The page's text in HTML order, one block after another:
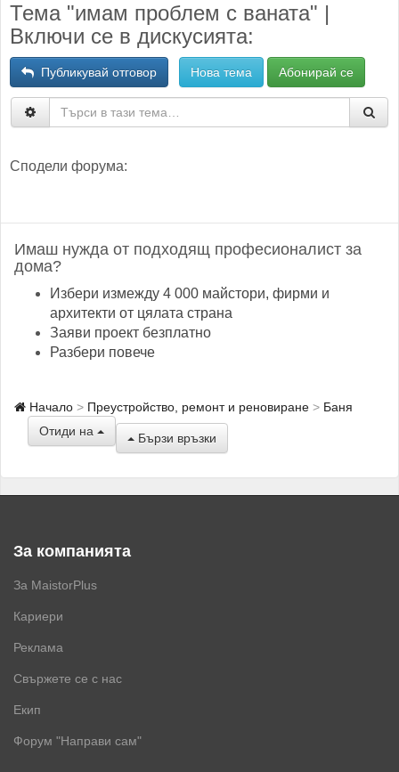
Тема "имам проблем с ваната" |
Включи се в дискусията:
Публикувай отговор Нова тема Абонирай се
Сподели форума:
Имаш нужда от подходящ професионалист за
дома?
Избери измежду 4 000 майстори, фирми и
архитекти от цялата страна
Заяви проект безплатно
Разбери повече
Начало Преустройство, ремонт и реновиране
Баня
Отиди на
Бързи връзки
За компанията
За MaistorPlus
Кариери
Реклама
Свържете се с нас
Екип
Форум "Направи сам"